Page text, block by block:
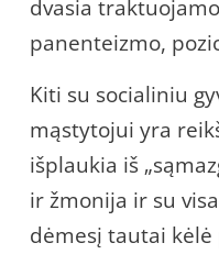
dvasia
panenteizmo,
Kiti su socialiniu
mąstytojui yra
išplaukia iš
ir žmonija ir su
dėmesį tautai